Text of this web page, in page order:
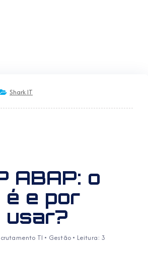
Shark IT
ABAP: o
é e por
usar?
TI • Gestão • Leitura: 3